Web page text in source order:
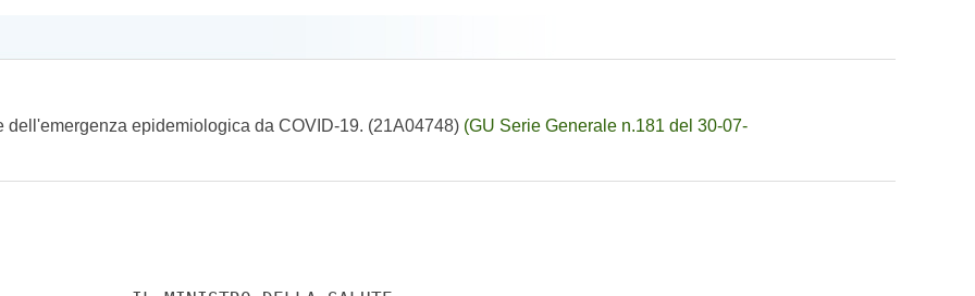
epidemiologica da COVID-19. (21A04748) (GU Serie Generale n.181 del 30-07-